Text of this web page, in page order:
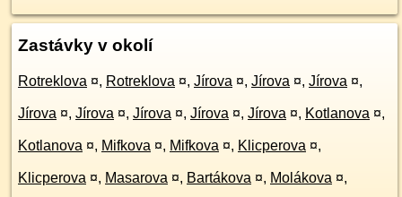
Zastávky v okolí
Rotreklova ¤, Rotreklova ¤, Jírova ¤, Jírova ¤, Jírova ¤,
Jírova ¤, Jírova ¤, Jírova ¤, Jírova ¤, Jírova ¤, Kotlanova ¤,
Kotlanova ¤, Mifkova ¤, Mifkova ¤, Klicperova ¤,
Klicperova ¤, Masarova ¤, Bartákova ¤, Molákova ¤,